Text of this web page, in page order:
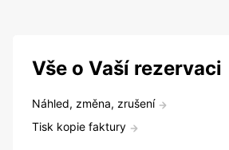
Vše o Vaší rezervaci
Náhled, změna, zrušení
Tisk kopie faktury